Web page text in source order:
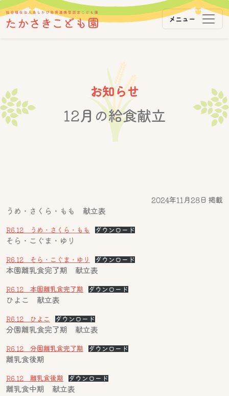
メインナビゲーション メニュー
お知らせ
12月の給食献立
2024年11月28日 掲載
うめ・さくら・もも 献立表
R6.12 うめ・さくら・もも ダウンロード
そら・こぐま・ゆり
R6.12 そら・こぐま・ゆり ダウンロード
本園離乳食完了期 献立表
R6.12 本園離乳食完了期 ダウンロード
ひよこ 献立表
R6.12 ひよこ ダウンロード
分園離乳食完了期 献立表
R6.12 分園離乳食完了期 ダウンロード
離乳食後期
R6.12 離乳食後期 ダウンロード
離乳食中期 献立表